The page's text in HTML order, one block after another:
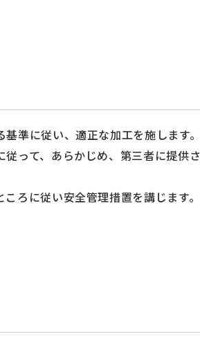
準に従い、適正な加工を施します。
って、あらかじめ、第三者に提供
ろに従い安全管理措置を講じます。